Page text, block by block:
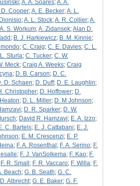
;A. A. Soares;A. A.
D. Cooper;A. E. Becker;A. L.
;A. L. Stock;A. R. Collier;A.
A. S. Workum;A. Zidansek;Alan D.
; B. J. Harkiewicz; B. M. Kinnie;
; C. Craig; C. E. Davies; C. L.
Sturla; C. Tucker; C. W.
Meck; Craig A. Weeks; Craig
; D. B. Carson; D. C.
D. Schaen; D. Duff; D. E. Laughlin;
Christopher; D. Hoffower; D.
; D. L. Miller; D. M Johnson;
; D. R. Sparker; D. W.
; David R. Hamzavi; E. A. Izzo;
C. Bartels; E. J. Cattabani; E. J.
; E. M. Crescenzi; E. P.
; F. A. Rosenthal ; F. A. Serino; F.
; F. J. VanSolkema; F. Kao; F.
F. R. Small ; F. R. Vaccaro; F. Willa; F.
Beach; G. B. Seath; G. C.
Albrecht; G. E. Baker; G. F.